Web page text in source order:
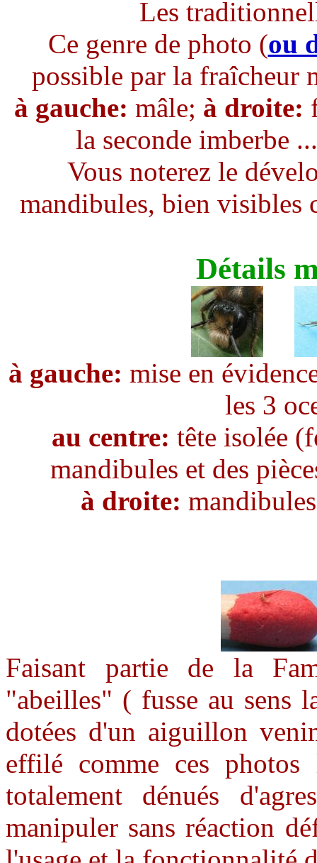
Les
Ce genre de photo (ou
possible par la fraîcheur
à gauche: mâle; à droite:
la seconde imberbe
Vous noterez le
mandibules, bien visibles
Détails
à gauche: mise en
les 3
au centre: tête isolée
mandibules et des
à droite:
Faisant partie de la
"abeilles" ( fusse au sens
dotées d'un aiguillon
effilé comme ces photos
totalement dénués
manipuler sans réaction